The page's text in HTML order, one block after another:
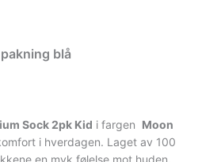
blå
Sock 2pk Kid i fargen Moon
i hverdagen. Laget av 100